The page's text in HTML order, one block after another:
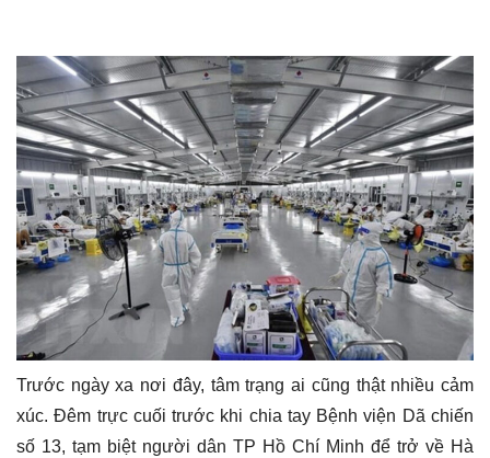
Trước ngày xa nơi đây, tâm trạng ai cũng thật nhiều cảm
xúc. Đêm trực cuối trước khi chia tay Bệnh viện Dã chiến
số 13, tạm biệt người dân TP Hồ Chí Minh để trở về Hà